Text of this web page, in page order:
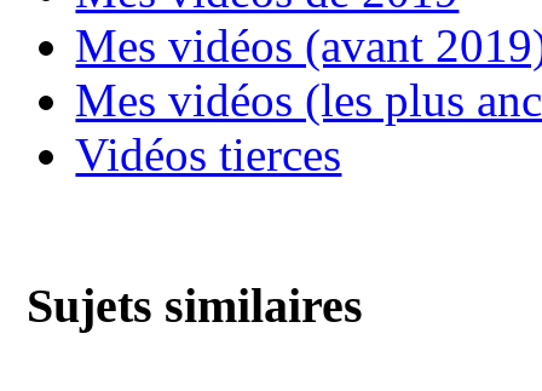
Mes vidéos (avant
Mes vidéos (les plus
Vidéos tierces
Sujets similaires